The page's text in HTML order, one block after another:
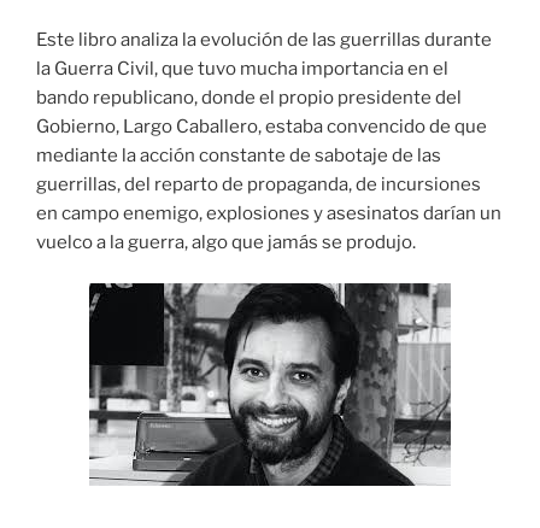
Este libro analiza la evolución de las guerrillas durante
la Guerra Civil, que tuvo mucha importancia en el
bando republicano, donde el propio presidente del
Gobierno, Largo Caballero, estaba convencido de que
mediante la acción constante de sabotaje de las
guerrillas, del reparto de propaganda, de incursiones
en campo enemigo, explosiones y asesinatos darían un
vuelco a la guerra, algo que jamás se produjo.